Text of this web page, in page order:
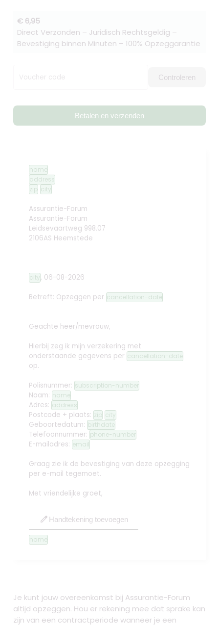
€ 6,95
Direct Verzonden – Juridisch Rechtsgeldig –
Bevestiging binnen Minuten – 100% Opzeggarantie
Voucher code Controleren
Betalen en verzenden
name
address
zip city
Assurantie-Forum
Assurantie-Forum
Leidsevaartweg 998.07
2106AS Heemstede
city, 06-08-2026
Betreft: Opzeggen per cancellation-date
Geachte heer/mevrouw,
Hierbij zeg ik mijn verzekering met
onderstaande gegevens per cancellation-date
op.
Polisnummer: subscription-number
Naam: name
Adres: address
Postcode + plaats: zip city
Geboortedatum: birthdate
Telefoonnummer: phone-number
E-mailadres: email
Graag zie ik de bevestiging van deze opzegging
per e-mail tegemoet.
Met vriendelijke groet,
edit Handtekening toevoegen
name
Je kunt jouw overeenkomst bij Assurantie-Forum
altijd opzeggen. Hou er rekening mee dat sprake kan
zijn van een contractperiode wanneer je een